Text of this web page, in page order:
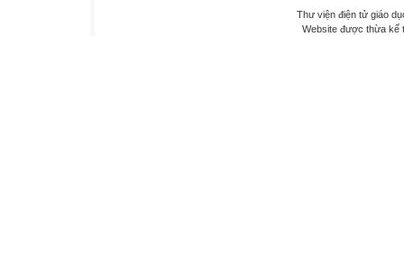
Thư viện điện tử giáo
Website được thừa kế